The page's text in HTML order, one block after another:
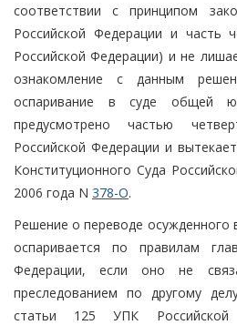
соответствии с принципом
Российской Федерации и часть
Российской Федерации) и не
ознакомление с данным
оспаривание в суде общей
предусмотрено частью
Российской Федерации и
Конституционного Суда
2006 года N 378-О.
Решение о переводе осужденного
оспаривается по правилам
Федерации, если оно не
преследованием по другому
статьи 125 УПК